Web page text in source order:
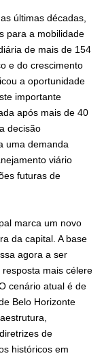
últimas décadas,
para a mobilidade
de mais de 154
e do crescimento
a oportunidade
importante
após mais de 40
decisão
uma demanda
viário
futuras de
marca um novo
da capital. A base
agora a ser
mais célere
cenário atual é de
Belo Horizonte
de
históricos em